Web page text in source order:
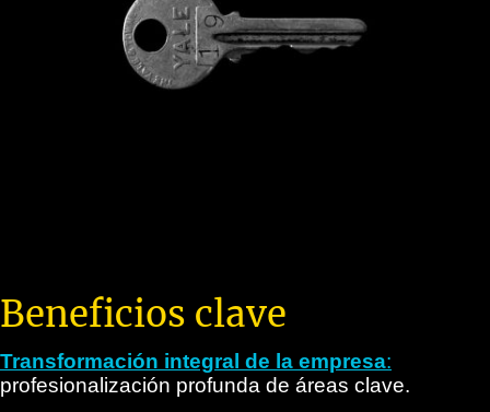
Beneficios clave
Transformación integral de la empresa:
profesionalización profunda de áreas clave.